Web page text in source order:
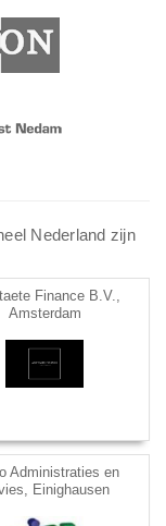
Nederland zijn
Finance B.V.,
Amsterdam
Administraties en
Einighausen